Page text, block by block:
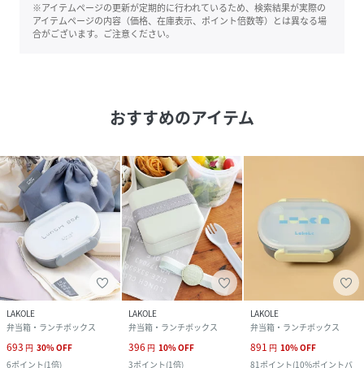
※アイテムページの更新が定期的に行われているため、検索結果が実際の
アイテムページの内容（価格、在庫表示、ポイント倍数等）とは異なる場
合がございます。ご注意ください。
おすすめのアイテム
LAKOLE
弁当箱・ランチボックス
693 円 30%OFF
6ポイント(1倍)
LAKOLE
弁当箱・ランチボックス
396 円 10%OFF
3ポイント(1倍)
LAKOLE
弁当箱・ランチボックス
891 円 10%OFF
81ポイント(10%ポイントバ